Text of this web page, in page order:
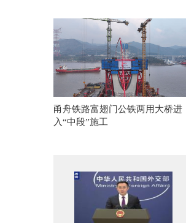
甬舟铁路富翅门公铁两用大桥进
入“中段”施工